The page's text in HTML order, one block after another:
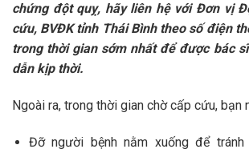
chứng đột quỵ, hãy liên hệ với Đơn vị
cứu, BVĐK tỉnh Thái Bình theo số điện
trong thời gian sớm nhất để được bác
dẫn kịp thời.
Ngoài ra, trong thời gian chờ cấp cứu, bạn
Đỡ người bệnh nằm xuống để